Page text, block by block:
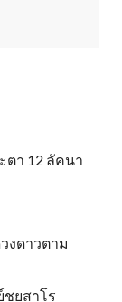
ตา 12 ลัคนา
งดาวตาม
ยสาโร